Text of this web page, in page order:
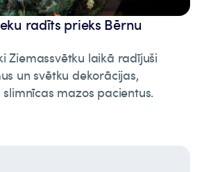
radīts prieks Bērnu
Ziemassvētku laikā radījuši
un svētku dekorācijas,
mazos pacientus.